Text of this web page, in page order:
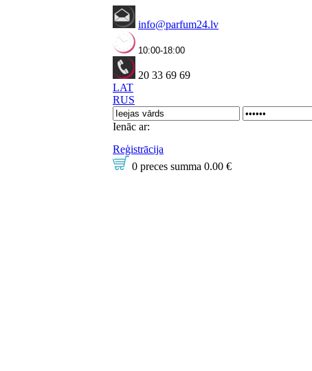
info@parfum24.lv
10:00-18:00
20 33 69 69
LAT
RUS
Ienāc ar:
Reģistrācija
0 preces summa 0.00 €